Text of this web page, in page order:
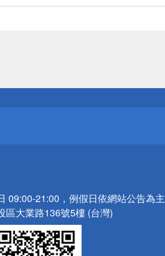
09:00-21:00，例假日依網站公告為主
區大業路136號5樓 (台灣)